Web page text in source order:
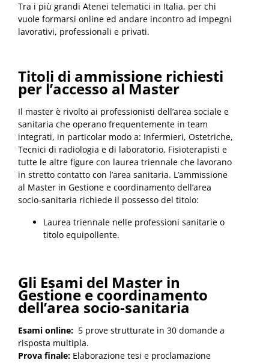
Tra i più grandi Atenei telematici in Italia, per chi
vuole formarsi online ed andare incontro ad impegni
lavorativi, professionali e privati.
Titoli di ammissione richiesti
per l’accesso al Master
Il master è rivolto ai professionisti dell’area sociale e
sanitaria che operano frequentemente in team
integrati, in particolar modo a: Infermieri, Ostetriche,
Tecnici di radiologia e di laboratorio, Fisioterapisti e
tutte le altre figure con laurea triennale che lavorano
in stretto contatto con l’area sanitaria. L’ammissione
al Master in Gestione e coordinamento dell’area
socio-sanitaria richiede il possesso del titolo:
Laurea triennale nelle professioni sanitarie o
titolo equipollente.
Gli Esami del Master in
Gestione e coordinamento
dell’area socio-sanitaria
Esami online: 5 prove strutturate in 30 domande a
risposta multipla.
Prova finale: Elaborazione tesi e proclamazione